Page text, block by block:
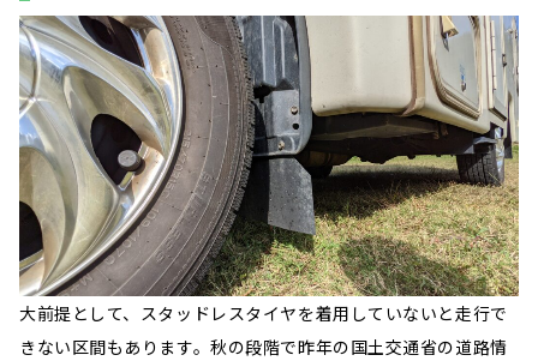
大前提として、スタッドレスタイヤを着用していないと走行で
きない区間もあります。秋の段階で昨年の国土交通省の道路情